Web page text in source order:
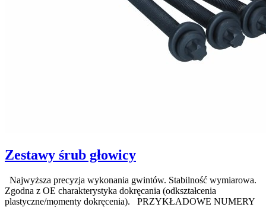
Zestawy śrub głowicy
Najwyższa precyzja wykonania gwintów. Stabilność wymiarowa.
Zgodna z OE charakterystyka dokręcania (odkształcenia
plastyczne/momenty dokręcenia). PRZYKŁADOWE NUMERY